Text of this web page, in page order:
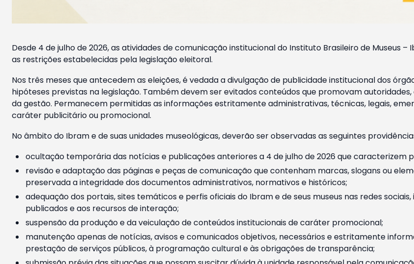
Desde 4 de julho de 2026, as atividades de comunicação institucional do Instituto Brasileiro de Museus
as restrições estabelecidas pela legislação eleitoral.
Nos três meses que antecedem as eleições, é vedada a divulgação de publicidade institucional dos
hipóteses previstas na legislação. Também devem ser evitados conteúdos que promovam
da gestão. Permanecem permitidas as informações estritamente administrativas, técnicas, legais,
caráter publicitário ou promocional.
No âmbito do Ibram e de suas unidades museológicas, deverão ser observadas as seguintes
ocultação temporária das notícias e publicações anteriores a 4 de julho de 2026 que caracterizem
revisão e adaptação das páginas e peças de comunicação que contenham marcas, slogans ou
preservada a integridade dos documentos administrativos, normativos e históricos;
adequação dos portais, sites temáticos e perfis oficiais do Ibram e de seus museus nas redes
publicados e aos recursos de interação;
suspensão da produção e da veiculação de conteúdos institucionais de caráter promocional;
manutenção apenas de notícias, avisos e comunicados objetivos, necessários e estritamente
prestação de serviços públicos, à programação cultural e às obrigações de transparência;